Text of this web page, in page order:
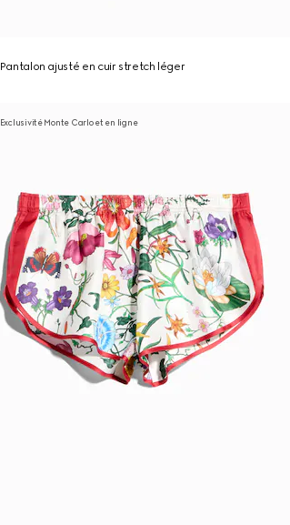
Pantalon ajusté en cuir stretch léger
Exclusivité Monte Carlo et en ligne